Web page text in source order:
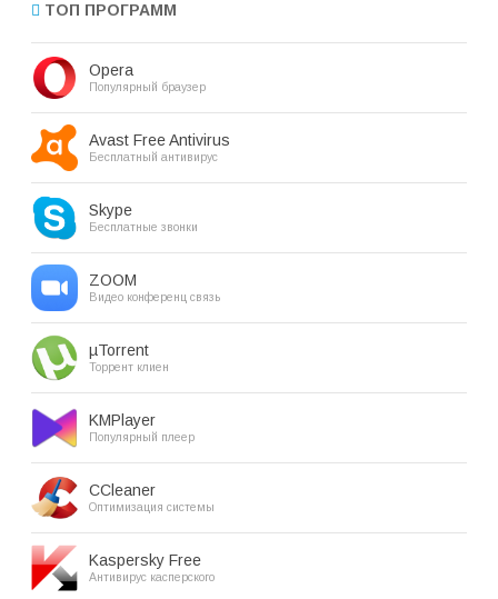
ТОП ПРОГРАММ
Opera
Популярный браузер
Avast Free Antivirus
Бесплатный антивирус
Skype
Бесплатные звонки
ZOOM
Видео конференц связь
µTorrent
Торрент клиен
KMPlayer
Популярный плеер
CCleaner
Оптимизация системы
Kaspersky Free
Антивирус касперского